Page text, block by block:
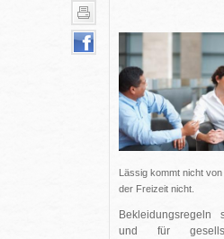
Lässig kommt nicht
der Freizeit nicht.
Bekleidungsregeln
und für